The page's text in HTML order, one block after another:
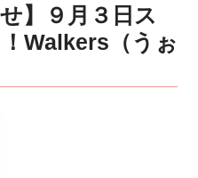
】９月３日ス
Walkers（うぉ